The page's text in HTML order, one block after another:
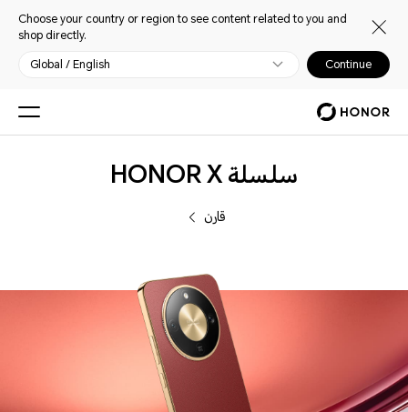
Choose your country or region to see content related to you and
shop directly.
Global / English Continue
سلسلة HONOR X
قارن